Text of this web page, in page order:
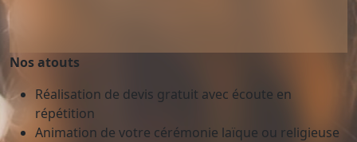
Nos atouts
Réalisation de devis gratuit avec écoute en
répétition
Animation de votre cérémonie laïque ou religieuse